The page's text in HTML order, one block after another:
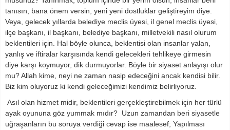
tanısın, bana önem versin, yeni yeni dostluklar geliştireyim diye.
Veya, gelecek yıllarda belediye meclis üyesi, il genel meclis üyesi,
ilçe başkanı, il başkanı, belediye başkanı, milletvekili nasıl olurum
beklentileri için. Hal böyle olunca, beklentisi olan insanlar yalan,
yanlış ve iftiralar karşısında kendi gelecekleri tehlikeye girmesin
diye karşı koymuyor, dik durmuyorlar. Böyle bir siyaset anlayışı olur
mu? Allah kime, neyi ne zaman nasip edeceğini ancak kendisi bilir.
Biz kim oluyoruz ki kendi geleceğimizi kendimiz belirliyoruz.
Asıl olan hizmet midir, beklentileri gerçekleştirebilmek için her türlü
ayak oyununa göz yummak mıdır? Uzun zamandan beri siyasetle
uğraşanların bu soruya verdiği cevap ise maalesef; Yapılması